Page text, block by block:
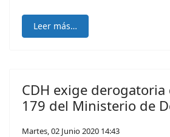
Leer más…
CDH exige derogatoria
179 del Ministerio de
Martes, 02 Junio 2020 14:43